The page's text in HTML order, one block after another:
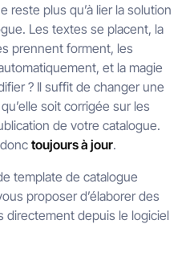
reste plus qu’à lier la solution
Les textes se placent, la
prennent forment, les
et la magie
? Il suffit de changer une
soit corrigée sur les
de votre catalogue.
toujours à jour.
template de catalogue
proposer d’élaborer des
directement depuis le logiciel